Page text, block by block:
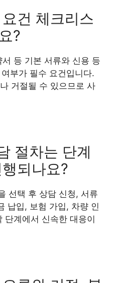
건 체크리스
?
등 기본 서류와 신용 등
부가 필수 요건입니다.
거절될 수 있으므로 사
절차는 단계
되나요?
선택 후 상담 신청, 서류
납입, 보험 가입, 차량 인
단계에서 신속한 대응이